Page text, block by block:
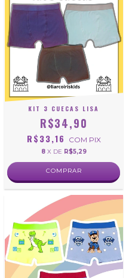
KIT 3 CUECAS LISA
R$34,90
R$33,16 COM PIX
8 X DE R$5,29
COMPRAR